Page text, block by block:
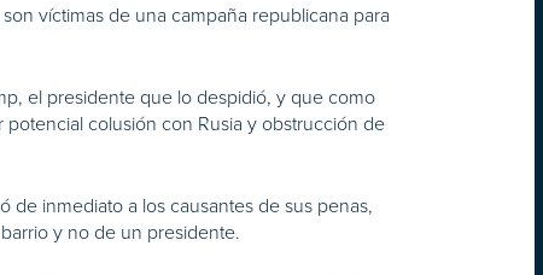
víctimas de una campaña republicana para
el presidente que lo despidió, y que como
colusión con Rusia y obstrucción de
de inmediato a los causantes de sus penas,
y no de un presidente.